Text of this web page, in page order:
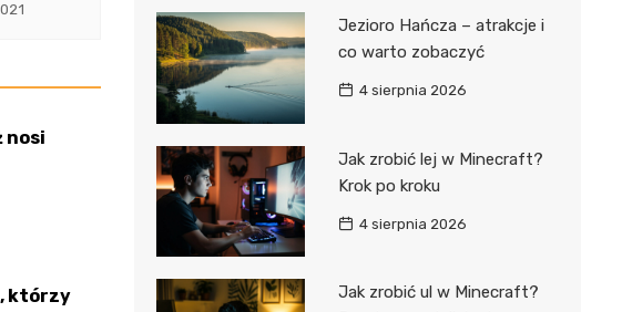
nosi
którzy
Jezioro Hańcza – atrakcje i
co warto zobaczyć
4 sierpnia 2026
Jak zrobić lej w Minecraft?
Krok po kroku
4 sierpnia 2026
Jak zrobić ul w Minecraft?